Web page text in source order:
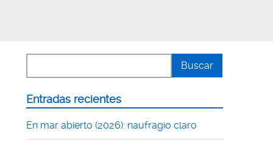
Entradas recientes
En mar abierto (2026): naufragio claro